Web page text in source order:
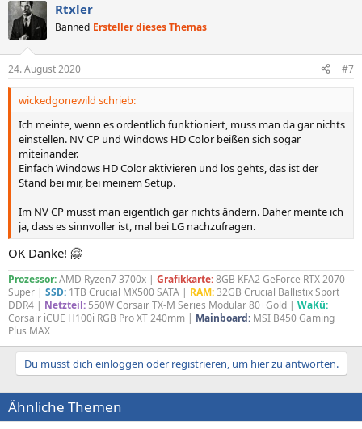
k
t
e
n
Rtxler
Banned Ersteller dieses Themas
24. August 2020 #7
wickedgonewild schrieb:
Ich meinte, wenn es ordentlich funktioniert, muss man da gar nichts
einstellen. NV CP und Windows HD Color beißen sich sogar
miteinander.
Einfach Windows HD Color aktivieren und los gehts, das ist der
Stand bei mir, bei meinem Setup.
Im NV CP musst man eigentlich gar nichts ändern. Daher meinte ich
ja, dass es sinnvoller ist, mal bei LG nachzufragen.
OK Danke! 🤗
Prozessor:AMD Ryzen7 3700x | Grafikkarte:8GB KFA2 GeForce RTX 2070
Super | SSD: 1TB Crucial MX500 SATA | RAM:32GB Crucial Ballistix Sport
DDR4 | Netzteil: 550W Corsair TX-M Series Modular 80+Gold | WaKü:
Corsair iCUE H100i RGB Pro XT 240mm | Mainboard: MSI B450 Gaming
Plus MAX
Du musst dich einloggen oder registrieren, um hier zu antworten.
Ähnliche Themen